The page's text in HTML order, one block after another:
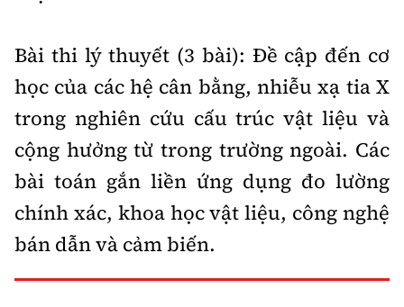
Bài thi lý thuyết (3 bài): Đề cập đến cơ
học của các hệ cân bằng, nhiễu xạ tia X
trong nghiên cứu cấu trúc vật liệu và
cộng hưởng từ trong trường ngoài. Các
bài toán gắn liền ứng dụng đo lường
chính xác, khoa học vật liệu, công nghệ
bán dẫn và cảm biến.